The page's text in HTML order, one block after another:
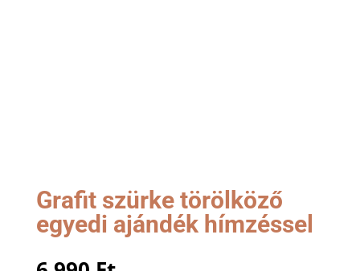
Grafit szürke törölköző
egyedi ajándék hímzéssel